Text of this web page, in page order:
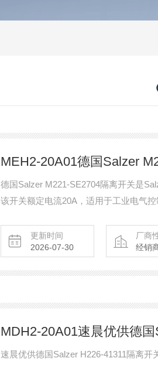
MEH2-20A01德国Salzer
德国Salzer M221-SE2704隔离开关是
该开关额定电流20A，适用于工业电气
高达1000伏的工业应用。
更新时间
2026-07-30
厂商
经销
MDH2-20A01速晨优供德
速晨优供德国Salzer H226-41311隔离